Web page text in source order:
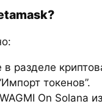
разделе
токенов”.
On Solana